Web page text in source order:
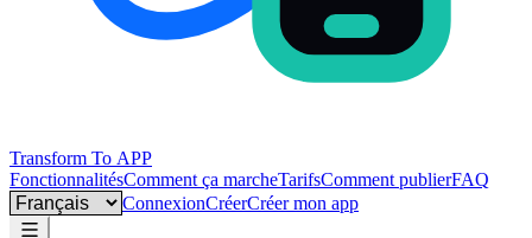
Transform To APP
FonctionnalitésComment ça marcheTarifsComment publierFAQ
Language
ConnexionCréerCréer mon app